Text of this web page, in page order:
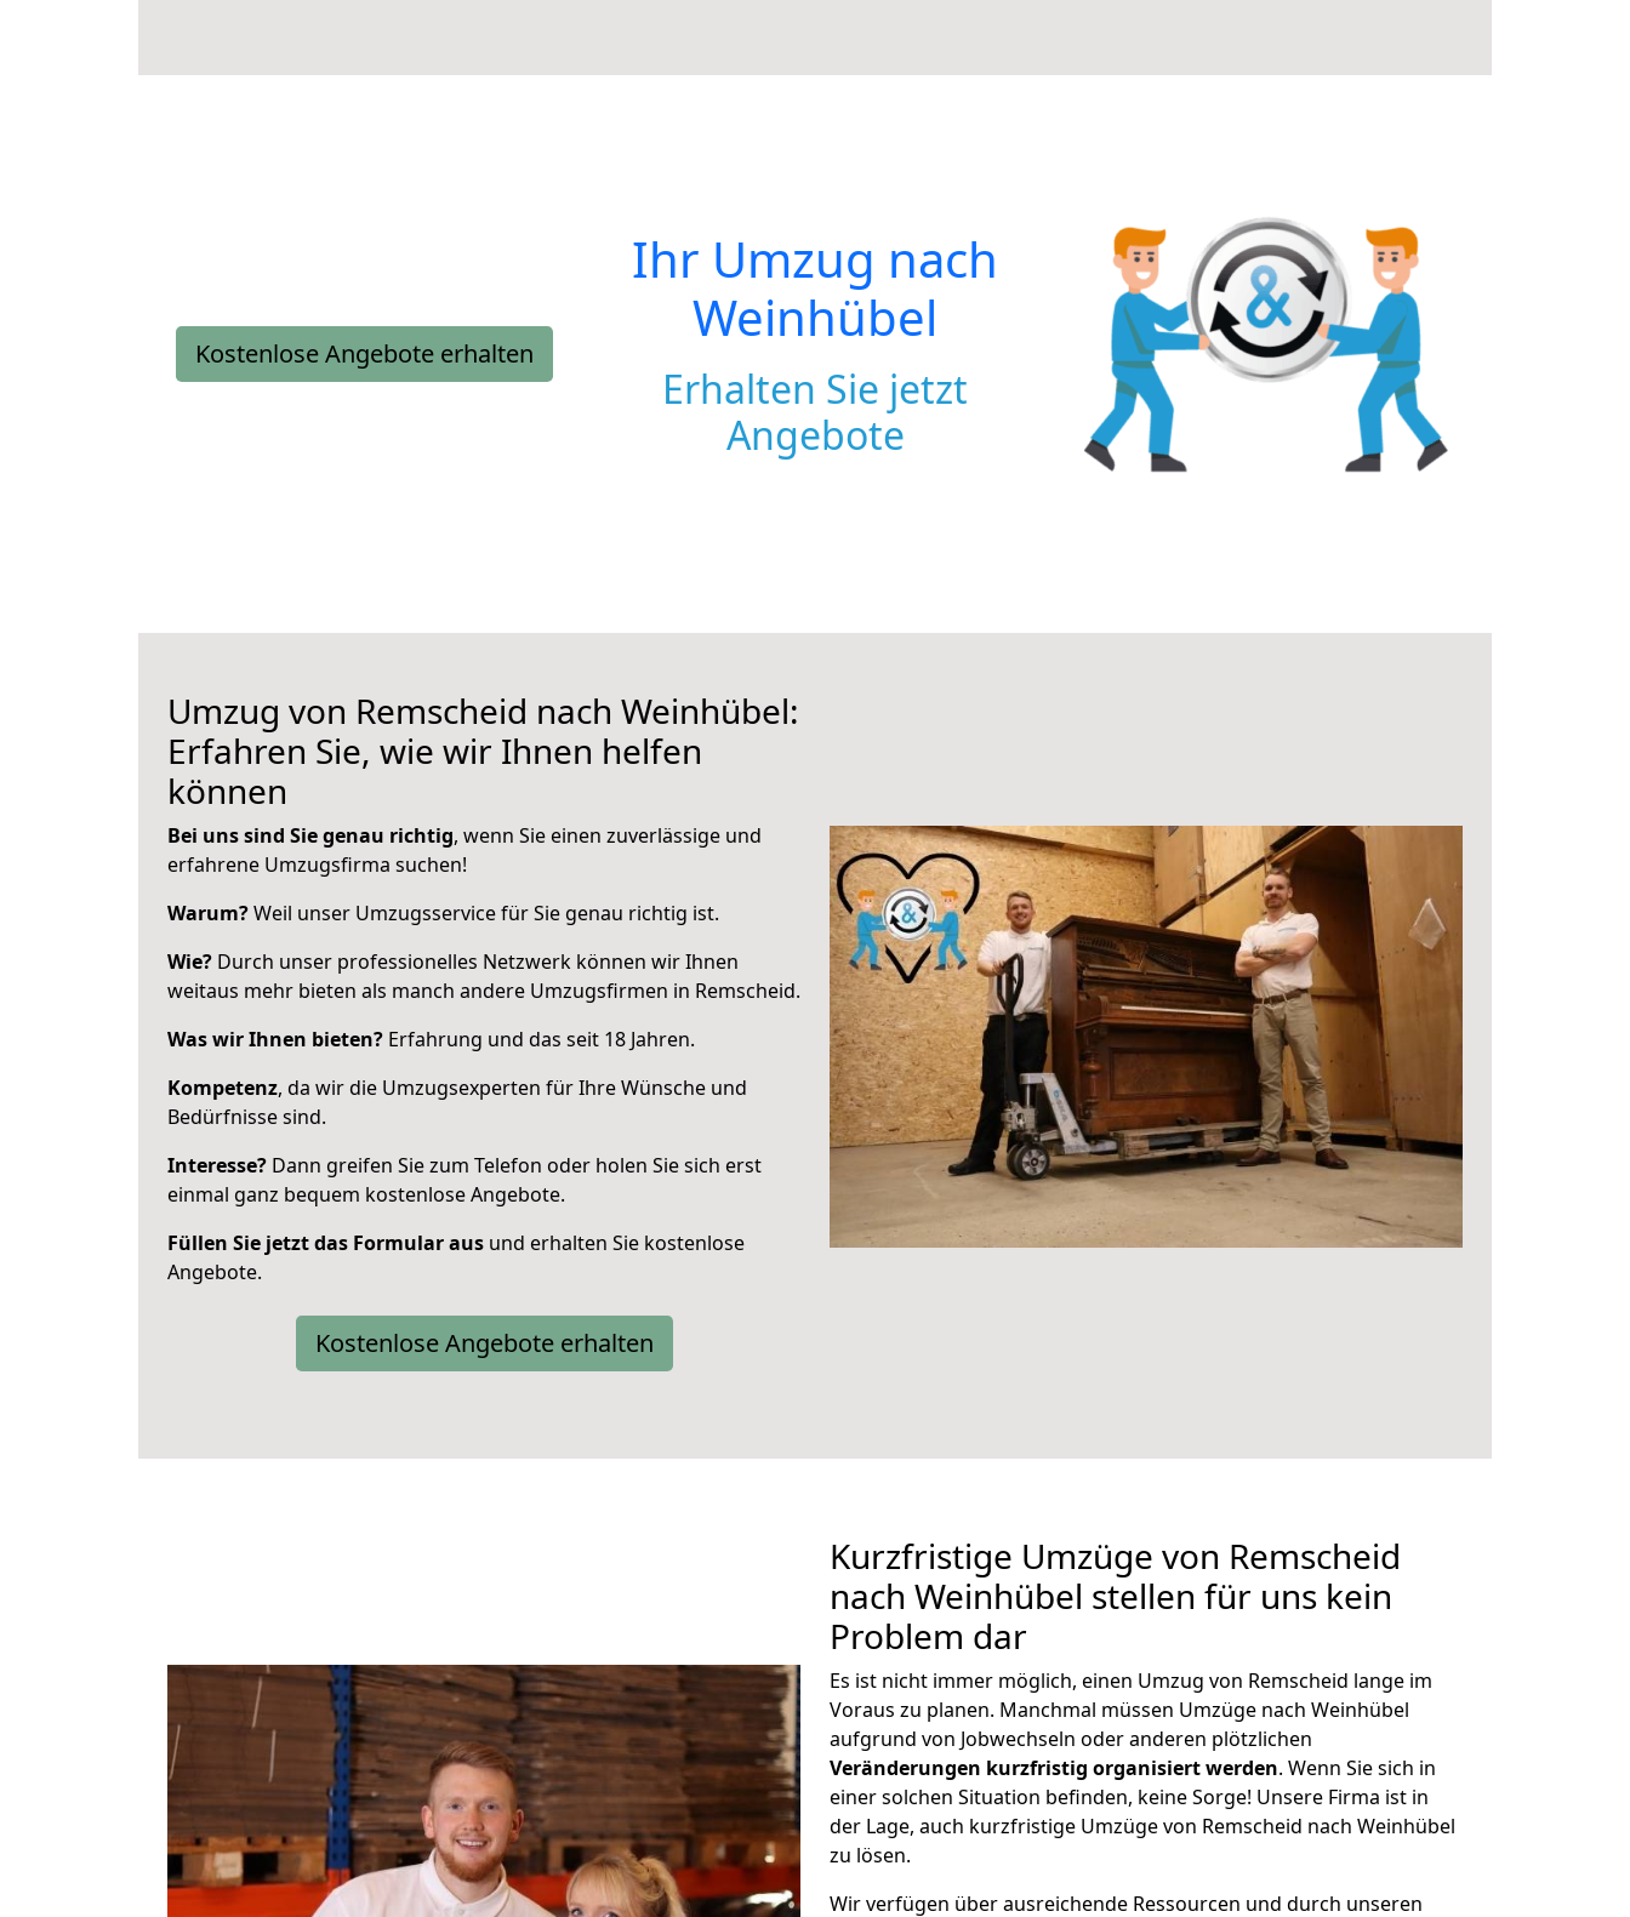
Kostenlose Angebote erhalten
Ihr Umzug nach
Weinhübel
Erhalten Sie jetzt
Angebote
Umzug von Remscheid nach Weinhübel:
Erfahren Sie, wie wir Ihnen helfen
können
Bei uns sind Sie genau richtig, wenn Sie einen zuverlässige und
erfahrene Umzugsfirma suchen!
Warum?Weil unser Umzugsservice für Sie genau richtig ist.
Wie? Durch unser professionelles Netzwerk können wir Ihnen
weitaus mehr bieten als manch andere Umzugsfirmen in Remscheid.
Was wir Ihnen bieten? Erfahrung und das seit 18 Jahren.
Kompetenz, da wir die Umzugsexperten für Ihre Wünsche und
Bedürfnisse sind.
Interesse? Dann greifen Sie zum Telefon oder holen Sie sich erst
einmal ganz bequem kostenlose Angebote.
Füllen Sie jetzt das Formular aus und erhalten Sie kostenlose
Angebote.
Kostenlose Angebote erhalten
Kurzfristige Umzüge von Remscheid
nach Weinhübel stellen für uns kein
Problem dar
Es ist nicht immer möglich, einen Umzug von Remscheid lange im
Voraus zu planen. Manchmal müssen Umzüge nach Weinhübel
aufgrund von Jobwechseln oder anderen plötzlichen
Veränderungen kurzfristig organisiert werden. Wenn Sie sich in
einer solchen Situation befinden, keine Sorge! Unsere Firma ist in
der Lage, auch kurzfristige Umzüge von Remscheid nach Weinhübel
zu lösen.
Wir verfügen über ausreichende Ressourcen und durch unseren